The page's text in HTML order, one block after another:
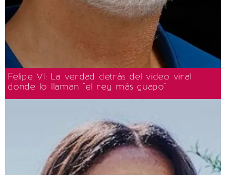
Felipe VI: La verdad detrás del video viral
donde lo llaman "el rey más guapo"